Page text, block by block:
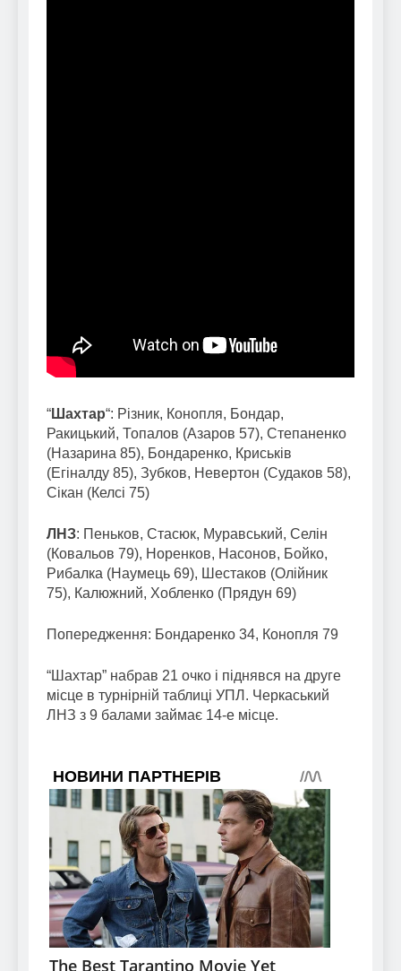
“Шахтар“: Різник, Конопля, Бондар,
Ракицький, Топалов (Азаров 57), Степаненко
(Назарина 85), Бондаренко, Криськів
(Егіналду 85), Зубков, Невертон (Судаков 58),
Сікан (Келсі 75)
ЛНЗ: Пеньков, Стасюк, Муравський, Селін
(Ковальов 79), Норенков, Насонов, Бойко,
Рибалка (Наумець 69), Шестаков (Олійник
75), Калюжний, Хобленко (Прядун 69)
Попередження: Бондаренко 34, Конопля 79
“Шахтар” набрав 21 очко і піднявся на друге
місце в турнірній таблиці УПЛ. Черкаський
ЛНЗ з 9 балами займає 14-е місце.